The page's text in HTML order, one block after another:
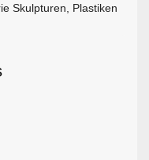
Skulpturen, Plastiken